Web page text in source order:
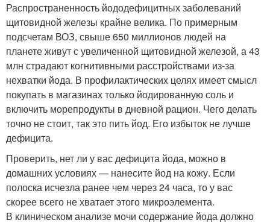
Распространенность йододефицитных заболеваний
щитовидной железы крайне велика. По примерным
подсчетам ВОЗ, свыше 650 миллионов людей на
планете живут с увеличенной щитовидной железой, а 43
млн страдают когнитивными расстройствами из-за
нехватки йода. В профилактических целях имеет смысл
покупать в магазинах только йодированную соль и
включить морепродукты в дневной рацион. Чего делать
точно не стоит, так это пить йод. Его избыток не лучше
дефицита.
Проверить, нет ли у вас дефицита йода, можно в
домашних условиях — нанесите йод на кожу. Если
полоска исчезла ранее чем через 24 часа, то у вас
скорее всего не хватает этого микроэлемента.
В клиническом анализе мочи содержание йода должно